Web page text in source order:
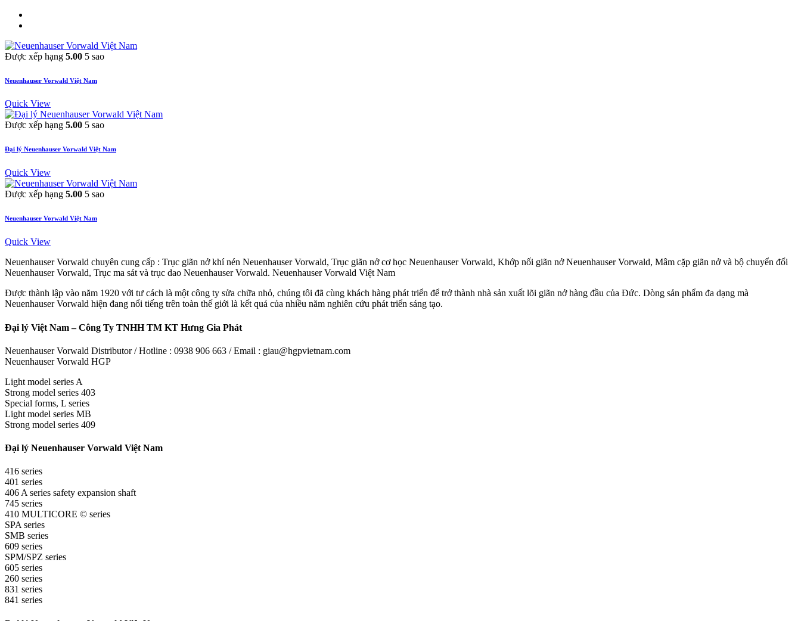
Được xếp hạng 5.00 5 sao
Neuenhauser Vorwald Việt Nam
Quick View
Được xếp hạng 5.00 5 sao
Đại lý Neuenhauser Vorwald Việt Nam
Quick View
Được xếp hạng 5.00 5 sao
Neuenhauser Vorwald Việt Nam
Quick View
Neuenhauser Vorwald chuyên cung cấp : Trục giãn nở khí nén Neuenhauser Vorwald, Trục giãn nở cơ học Neuenhauser Vorwald, Khớp nối giãn nở Neuenhauser Vorwald, Mâm cặp giãn nở và bộ chuyển đổi
Neuenhauser Vorwald, Trục ma sát và trục dao Neuenhauser Vorwald. Neuenhauser Vorwald Việt Nam
Được thành lập vào năm 1920 với tư cách là một công ty sửa chữa nhỏ, chúng tôi đã cùng khách hàng phát triển để trở thành nhà sản xuất lõi giãn nở hàng đầu của Đức. Dòng sản phẩm đa dạng mà
Neuenhauser Vorwald hiện đang nổi tiếng trên toàn thế giới là kết quả của nhiều năm nghiên cứu phát triển sáng tạo.
Đại lý Việt Nam – Công Ty TNHH TM KT Hưng Gia Phát
Neuenhauser Vorwald Distributor / Hotline : 0938 906 663 / Email : giau@hgpvietnam.com
Neuenhauser Vorwald HGP
Light model series A
Strong model series 403
Special forms, L series
Light model series MB
Strong model series 409
Đại lý Neuenhauser Vorwald Việt Nam
416 series
401 series
406 A series safety expansion shaft
745 series
410 MULTICORE © series
SPA series
SMB series
609 series
SPM/SPZ series
605 series
260 series
831 series
841 series